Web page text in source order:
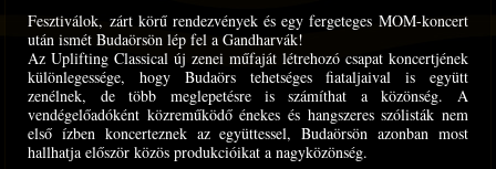
Fesztiválok, zárt körű rendezvények és egy fergeteges MOM-koncert
után ismét Budaörsön lép fel a Gandharvák!
Az Uplifting Classical új zenei műfaját létrehozó csapat koncertjének
különlegessége, hogy Budaörs tehetséges fiataljaival is együtt
zenélnek, de több meglepetésre is számíthat a közönség. A
vendégelőadóként közreműködő énekes és hangszeres szólisták nem
első ízben koncerteznek az együttessel, Budaörsön azonban most
hallhatja először közös produkcióikat a nagyközönség.